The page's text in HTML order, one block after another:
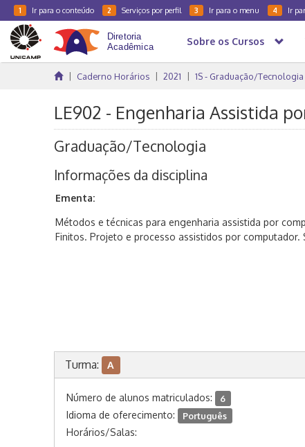
1 Ir para o conteúdo 2 Serviços por perfil 3 Ir para o menu 4 Ir
Sobre os Cursos
Caderno Horários 2021 1S - Graduação/Tecnologia
LE902 - Engenharia Assistida
Graduação/Tecnologia
Informações da disciplina
Ementa:
Métodos e técnicas para engenharia assistida por
Finitos. Projeto e processo assistidos por computador.
Turma: A
Número de alunos matriculados: 6
Idioma de oferecimento: Português
Horários/Salas: